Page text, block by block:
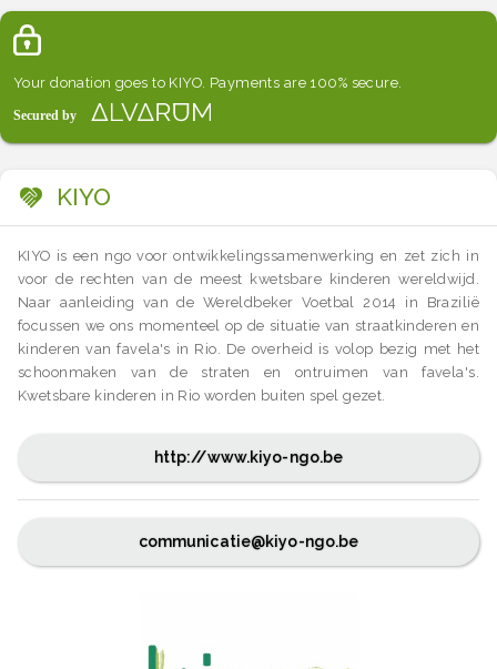
veilig.Dank u voor uw hulp!Irina Meeusen
Your donation goes to KIYO. Payments are 100% secure.
KIYO
KIYO is een ngo voor ontwikkelingssamenwerking en zet zich in
voor de rechten van de meest kwetsbare kinderen wereldwijd.
Naar aanleiding van de Wereldbeker Voetbal 2014 in Brazilië
focussen we ons momenteel op de situatie van straatkinderen en
kinderen van favela's in Rio. De overheid is volop bezig met het
schoonmaken van de straten en ontruimen van favela's.
Kwetsbare kinderen in Rio worden buiten spel gezet.
http://www.kiyo-ngo.be
communicatie@kiyo-ngo.be